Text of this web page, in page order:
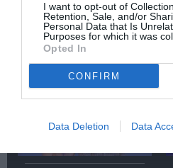
I want to opt-out of
Retention, Sale, and/or
Personal Data that Is
Purposes for which it was
Opted In
CONFIRM
Data Deletion Data
2026